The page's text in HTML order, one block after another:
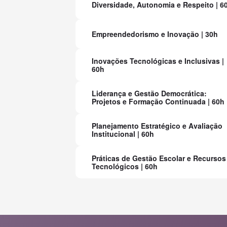
Diversidade, Autonomia e Respeito |
Empreendedorismo e Inovação | 30h
Inovações Tecnológicas e Inclusivas |
60h
Liderança e Gestão Democrática:
Projetos e Formação Continuada | 60h
Planejamento Estratégico e Avaliação
Institucional | 60h
Práticas de Gestão Escolar e Recursos
Tecnológicos | 60h